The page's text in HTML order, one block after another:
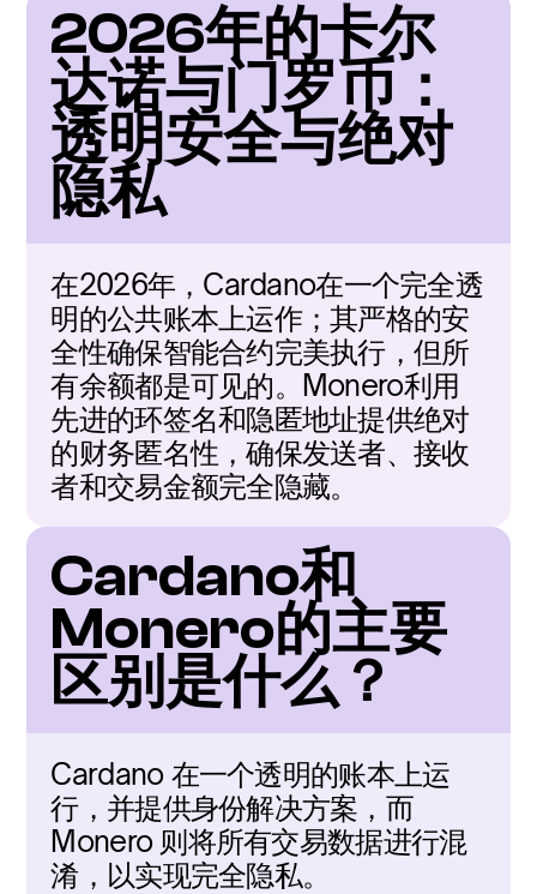
2026年的卡尔
达诺与门罗币：
透明安全与绝对
隐私
在2026年，Cardano在一个完全透
明的公共账本上运作；其严格的安
全性确保智能合约完美执行，但所
有余额都是可见的。Monero利用
先进的环签名和隐匿地址提供绝对
的财务匿名性，确保发送者、接收
者和交易金额完全隐藏。
Cardano和
Monero的主要
区别是什么？
Cardano 在一个透明的账本上运
行，并提供身份解决方案，而
Monero 则将所有交易数据进行混
淆，以实现完全隐私。